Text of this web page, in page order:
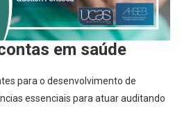
em saúde
para o desenvolvimento de
essenciais para atuar auditando